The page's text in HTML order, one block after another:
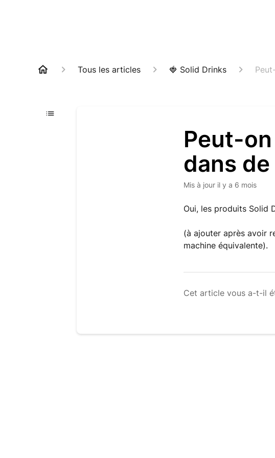
Tous les articles 🍓 Solid Drinks
Peut-
dans
Mis à jour il y a 6 mois
Oui, les produits Solid
(à ajouter après avoir
machine équivalente).
Cet article vous a-t-il